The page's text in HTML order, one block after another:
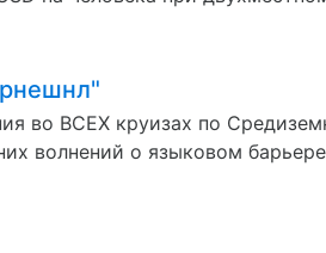
во ВСЕХ круизах по
волнений о языковом